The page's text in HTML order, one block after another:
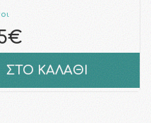
ΣΤΟ ΚΑΛΑΘΙ